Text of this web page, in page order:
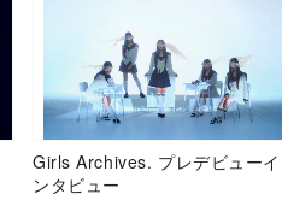
Girls Archives. プレデビューイ
ンタビュー